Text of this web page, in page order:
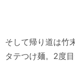
そして帰り道は竹
タテつけ麺。2度